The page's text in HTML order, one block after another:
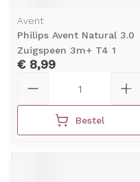
Avent
Philips Avent Natural 3.0
Zuigspeen 3m+ T4 1
€ 8,99
Bestel